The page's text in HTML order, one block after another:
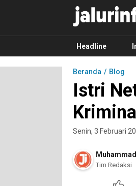
Info Terbaru,
Terkini, Akurat
Headline
Beranda Blog
Istri
Senin, 3 Februari
Tim Redaksi